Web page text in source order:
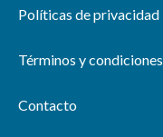
Políticas de privacidad
Términos y condiciones
Contacto